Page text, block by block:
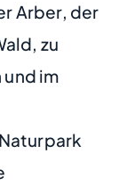
Arber, der
zu
im